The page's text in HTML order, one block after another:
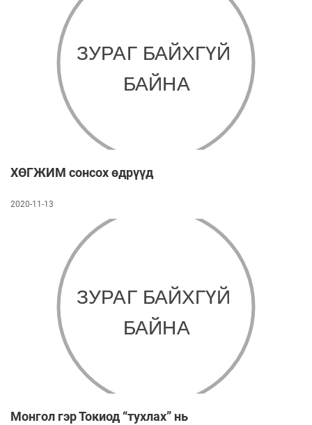
ХӨГЖИМ сонсох өдрүүд
2020-11-13
Монгол гэр Токиод “тухлах” нь